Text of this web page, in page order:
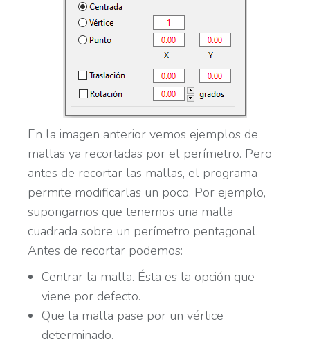
En la imagen anterior vemos ejemplos de
mallas ya recortadas por el perímetro. Pero
antes de recortar las mallas, el programa
permite modificarlas un poco. Por ejemplo,
supongamos que tenemos una malla
cuadrada sobre un perímetro pentagonal.
Antes de recortar podemos:
Centrar la malla. Ésta es la opción que
viene por defecto.
Que la malla pase por un vértice
determinado.